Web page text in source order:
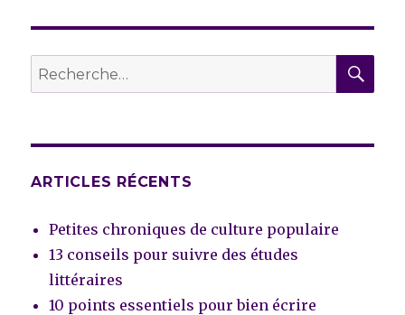
Recherche
pour :
ARTICLES RÉCENTS
Petites chroniques de culture populaire
13 conseils pour suivre des études
littéraires
10 points essentiels pour bien écrire